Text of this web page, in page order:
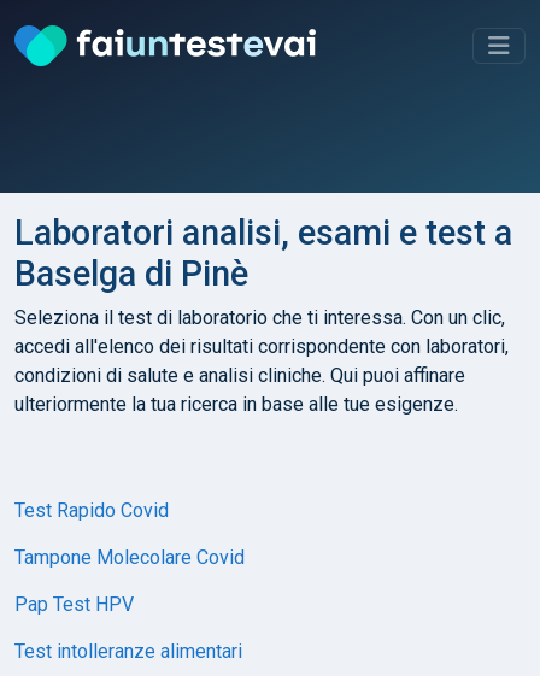
Laboratori analisi, esami e test a
Baselga di Pinè
Seleziona il test di laboratorio che ti interessa. Con un clic,
accedi all'elenco dei risultati corrispondente con laboratori,
condizioni di salute e analisi cliniche. Qui puoi affinare
ulteriormente la tua ricerca in base alle tue esigenze.
Test Rapido Covid
Tampone Molecolare Covid
Pap Test HPV
Test intolleranze alimentari